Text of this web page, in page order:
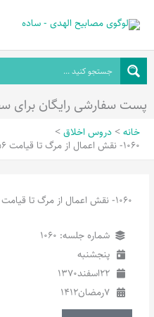
محتوا
پست سفارشی رایگان برای سفارشات
خانه
دروس اخلاق
1060- نقش اعمال از مرگ تا قیامت 56 > اهوال قیامت 9
1060- نقش اعمال از مرگ تا قیامت 56 > اهوال قیامت 9
شماره جلسه: 1060
پنجشنبه
22اسفند1370
7رمضان1412